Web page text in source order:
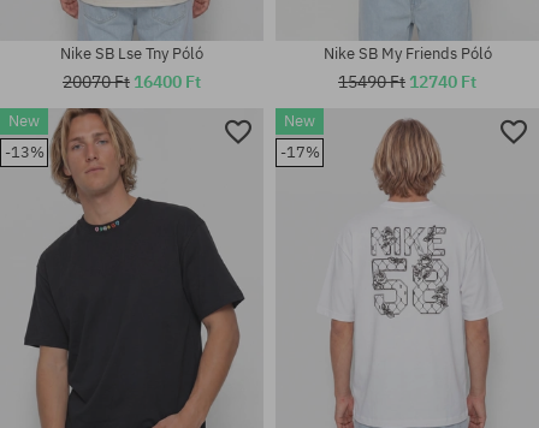
Elérhető méretek:
S; M; L; XL; XXL
Elérhető méretek:
Nike SB Lse Tny Póló
20070 Ft 16400 Ft
Nike SB My Friends Póló
15490 Ft 12740 Ft
New
-13%
New
-17%